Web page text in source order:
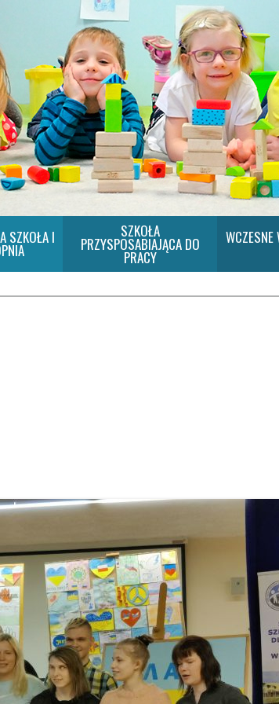
SZKOŁA I SZKOŁA
PRZYSPOSABIAJĄCA DO
PRACY